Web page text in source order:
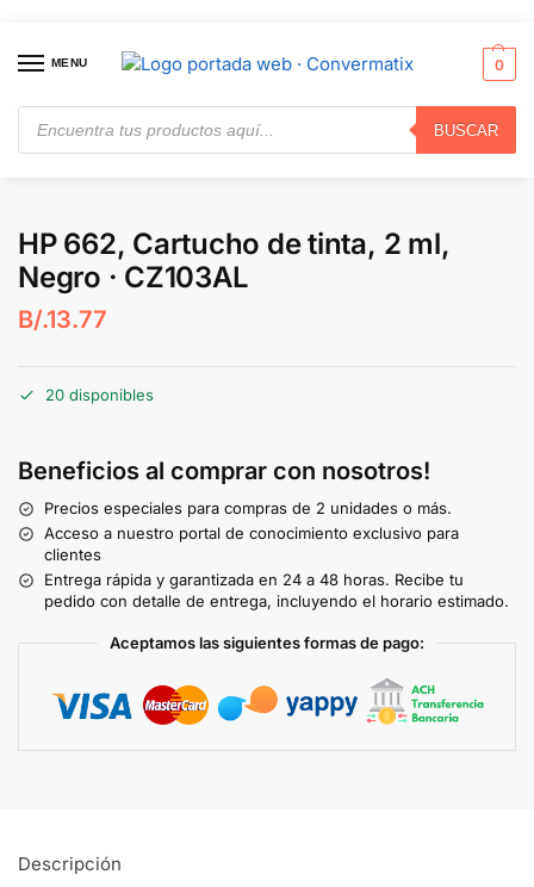
MENU
BUSCAR
0
Inicio / Consumibles y Media / Cartuchos de Toner e Ink-Jet / HP 662, Cartucho de tinta, 2 ml, Negro · CZ103AL
HP 662, Cartucho de tinta, 2 ml,
Negro · CZ103AL
B/.13.77
20 disponibles
Beneficios al comprar con nosotros!
Precios especiales para compras de 2 unidades o más.
Acceso a nuestro portal de conocimiento exclusivo para
clientes
Entrega rápida y garantizada en 24 a 48 horas. Recibe tu
pedido con detalle de entrega, incluyendo el horario estimado.
Aceptamos las siguientes formas de pago:
Descripción